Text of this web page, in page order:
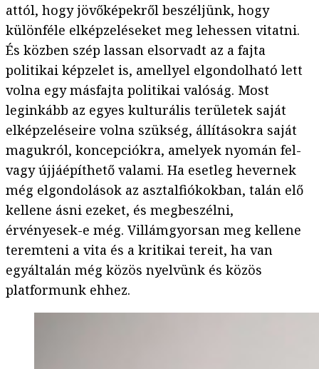
attól, hogy jövőképekről beszéljünk, hogy
különféle elképzeléseket meg lehessen vitatni.
És közben szép lassan elsorvadt az a fajta
politikai képzelet is, amellyel elgondolható lett
volna egy másfajta politikai valóság. Most
leginkább az egyes kulturális területek saját
elképzeléseire volna szükség, állításokra saját
magukról, koncepciókra, amelyek nyomán fel-
vagy újjáépíthető valami. Ha esetleg hevernek
még elgondolások az asztalfiókokban, talán elő
kellene ásni ezeket, és megbeszélni,
érvényesek-e még. Villámgyorsan meg kellene
teremteni a vita és a kritikai tereit, ha van
egyáltalán még közös nyelvünk és közös
platformunk ehhez.